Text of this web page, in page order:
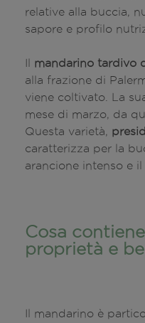
relative alla buccia,
sapore e profilo
Il mandarino tardivo
alla frazione di
viene coltivato. La
mese di marzo, da
Questa varietà,
caratterizza per la
arancione intenso e
Cosa
proprietà e
Il mandarino è